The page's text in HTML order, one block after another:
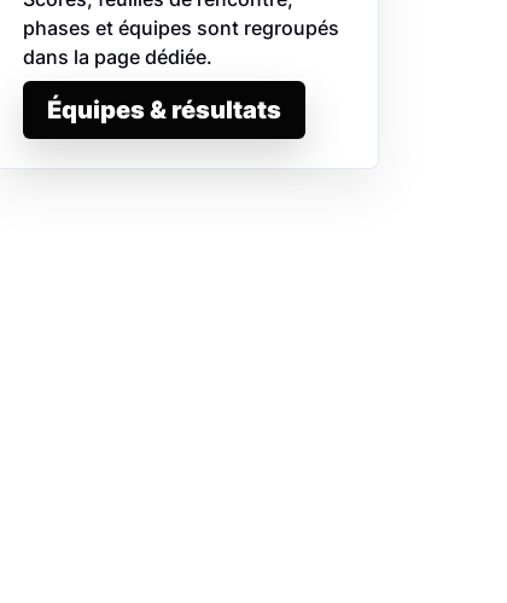
phases et équipes sont regroupés
dans la page dédiée.
Équipes & résultats